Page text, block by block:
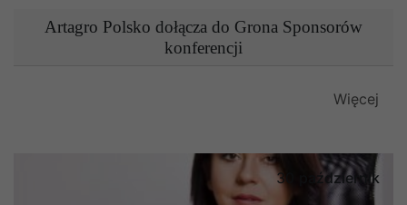
Artagro Polsko dołącza do Grona Sponsorów
konferencji
Więcej
30 październik